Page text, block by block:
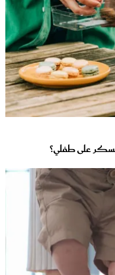
على طفلي؟